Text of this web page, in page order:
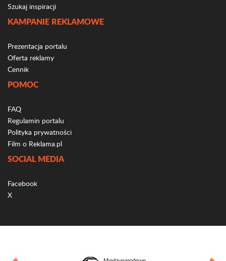
Szukaj inspiracji
KAMPANIE REKLAMOWE
Prezentacja portalu
Oferta reklamy
Cennik
POMOC
FAQ
Regulamin portalu
Polityka prywatności
Film o Reklama.pl
SOCIAL MEDIA
Facebook
X